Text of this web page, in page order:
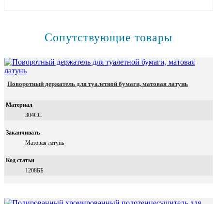
Сопутствующие товары
Поворотный держатель для туалетной бумаги, матовая латунь
Материал
304СС
Заканчивать
Матовая латунь
Код статьи
1208ББ